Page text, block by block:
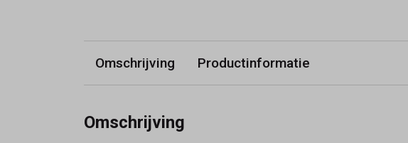
Omschrijving Productinformatie
Omschrijving